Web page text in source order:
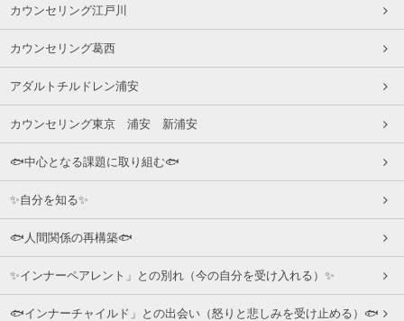
カウンセリング江戸川
カウンセリング葛西
アダルトチルドレン浦安
カウンセリング東京 浦安 新浦安
🐟中心となる課題に取り組む🐟
✨自分を知る✨
🐟人間関係の再構築🐟
✨インナーペアレント」との別れ（今の自分を受け入れる）✨
🐟インナーチャイルド」との出会い（怒りと悲しみを受け止める）🐟